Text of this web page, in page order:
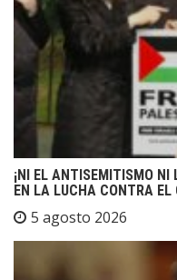
¡NI EL ANTISEMITISMO NI
EN LA LUCHA CONTRA EL
5 agosto 2026